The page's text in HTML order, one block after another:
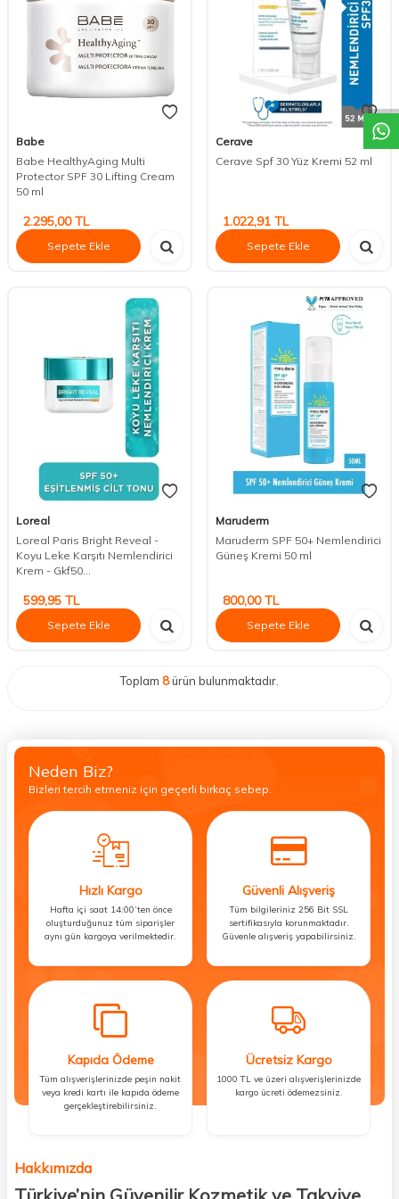
Babe
Babe HealthyAging Multi
Protector SPF 30 Lifting Cream
50 ml
2.295,00TL
Sepete Ekle
Cerave
Cerave Spf 30 Yüz Kremi 52 ml
1.022,91 TL
Sepete Ekle
Loreal
Loreal Paris Bright Reveal -
Koyu Leke Karşıtı Nemlendirici
Krem - Gkf50...
599,95 TL
Sepete Ekle
Maruderm
Maruderm SPF 50+ Nemlendirici
Güneş Kremi 50 ml
800,00TL
Sepete Ekle
Toplam 8ürün bulunmaktadır.
Neden Biz?
Bizleri tercih etmeniz için geçerli birkaç sebep.
Hızlı Kargo
Hafta içi saat 14:00’ten önce
oluşturduğunuz tüm siparişler
aynı gün kargoya verilmektedir.
Güvenli Alışveriş
Tüm bilgileriniz 256 Bit SSL
sertifikasıyla korunmaktadır.
Güvenle alışveriş yapabilirsiniz.
Kapıda Ödeme
Tüm alışverişlerinizde peşin nakit
veya kredi kartı ile kapıda ödeme
gerçekleştirebilirsiniz.
Ücretsiz Kargo
1000 TL ve üzeri alışverişlerinizde
kargo ücreti ödemezsiniz.
Hakkımızda